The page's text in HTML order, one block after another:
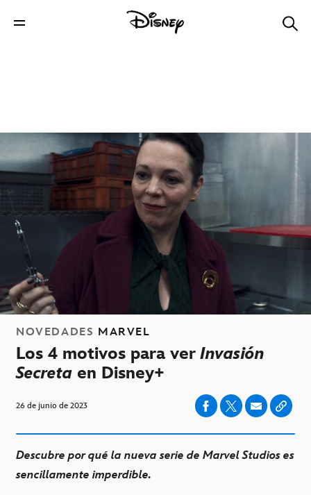
NOVEDADES MARVEL
Los 4 motivos para ver Invasión
Secreta en Disney+
26 de junio de 2023
Descubre por qué la nueva serie de Marvel Studios es
sencillamente imperdible.